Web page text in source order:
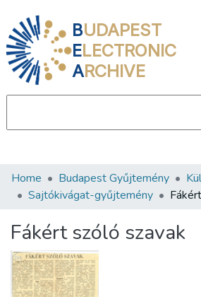
BUDAPEST
ELECTRONIC
ARCHIVE
Communities & Collections
Statistics
About us
Home Budapest Gyűjtemény
Sajtókivágat-gyűjtemény
Fákért szóló szavak